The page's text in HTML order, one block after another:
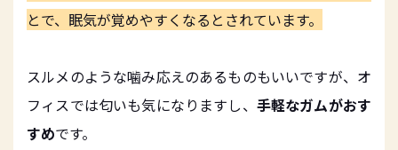
とで、眠気が覚めやすくなるとされています。
スルメのような噛み応えのあるものもいいですが、オ
フィスでは匂いも気になりますし、 手軽なガムがおす
すめです。